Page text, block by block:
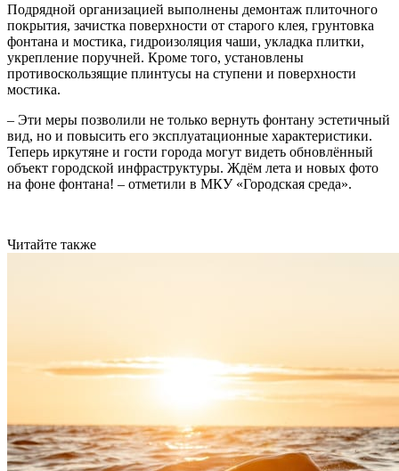
Подрядной организацией выполнены демонтаж плиточного
покрытия, зачистка поверхности от старого клея, грунтовка
фонтана и мостика, гидроизоляция чаши, укладка плитки,
укрепление поручней. Кроме того, установлены
противоскользящие плинтусы на ступени и поверхности
мостика.
– Эти меры позволили не только вернуть фонтану эстетичный
вид, но и повысить его эксплуатационные характеристики.
Теперь иркутяне и гости города могут видеть обновлённый
объект городской инфраструктуры. Ждём лета и новых фото
на фоне фонтана! – отметили в МКУ «Городская среда».
Читайте также